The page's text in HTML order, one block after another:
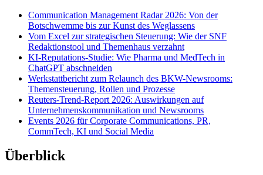
Communication Management Radar 2026: Von der
Botschwemme bis zur Kunst des Weglassens
Vom Excel zur strategischen Steuerung: Wie der SNF
Redaktionstool und Themenhaus verzahnt
KI-Reputations-Studie: Wie Pharma und MedTech in
ChatGPT abschneiden
Werkstattbericht zum Relaunch des BKW-Newsrooms:
Themensteuerung, Rollen und Prozesse
Reuters-Trend-Report 2026: Auswirkungen auf
Unternehmenskommunikation und Newsrooms
Events 2026 für Corporate Communications, PR,
CommTech, KI und Social Media
Überblick